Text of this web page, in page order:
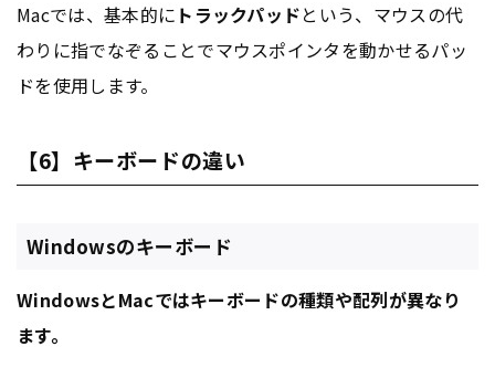
Macでは、基本的に トラックパッドという、マウスの代
わりに指でなぞることでマウスポインタを動かせるパッ
ドを使用します。
【6】キーボードの違い
Windowsのキーボード
WindowsとMacではキーボードの種類や配列が異なり
ます。